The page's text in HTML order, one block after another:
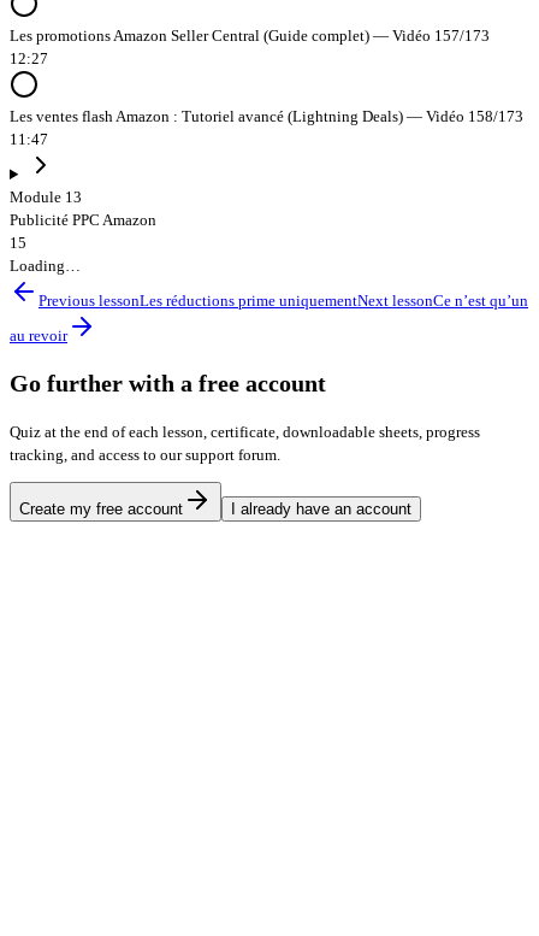
Les promotions Amazon Seller Central (Guide complet) — Vidéo 157/173
12:27
Les ventes flash Amazon : Tutoriel avancé (Lightning Deals) — Vidéo 158/173
11:47
Module 13
Publicité PPC Amazon
15
Loading…
Previous lessonLes réductions prime uniquementNext lessonCe n’est qu’un
au revoir
Go further with a free account
Quiz at the end of each lesson, certificate, downloadable sheets, progress
tracking, and access to our support forum.
Create my free account I already have an account